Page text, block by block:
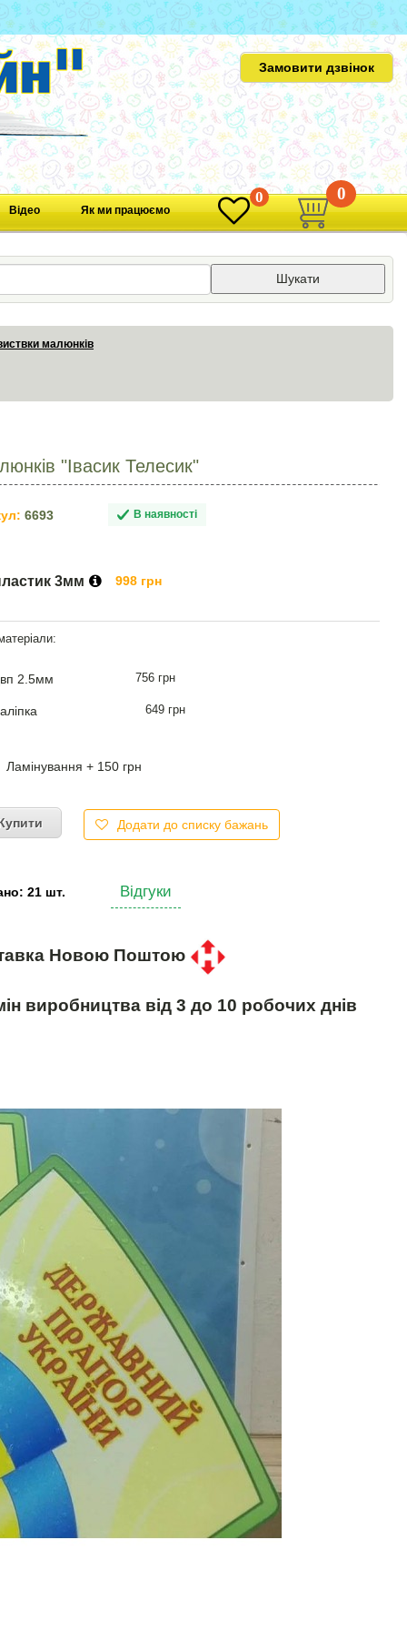
Замовити дзвінок
Відео Як ми працюємо
0 0
Шукати
малюнків
"Івасик Телесик"
6693 В наявності
3мм 998 грн
2.5мм 756 грн
649 грн
Ламінування + 150 грн
Додати до списку бажань
21 шт. Відгуки
Новою Поштою
виробництва від 3 до 10 робочих днів